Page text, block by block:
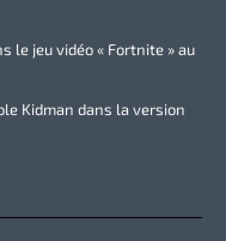
le jeu vidéo « Fortnite » au
Kidman dans la version